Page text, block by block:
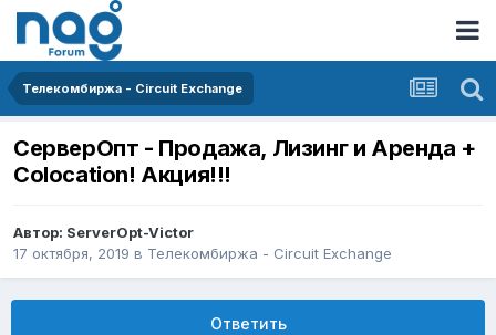
Телекомбиржа - Circuit Exchange
СерверОпт - Продажа, Лизинг и Аренда +
Colocation! Акция!!!
Автор: ServerOpt-Victor
17 октября, 2019 в Телекомбиржа - Circuit Exchange
Ответить